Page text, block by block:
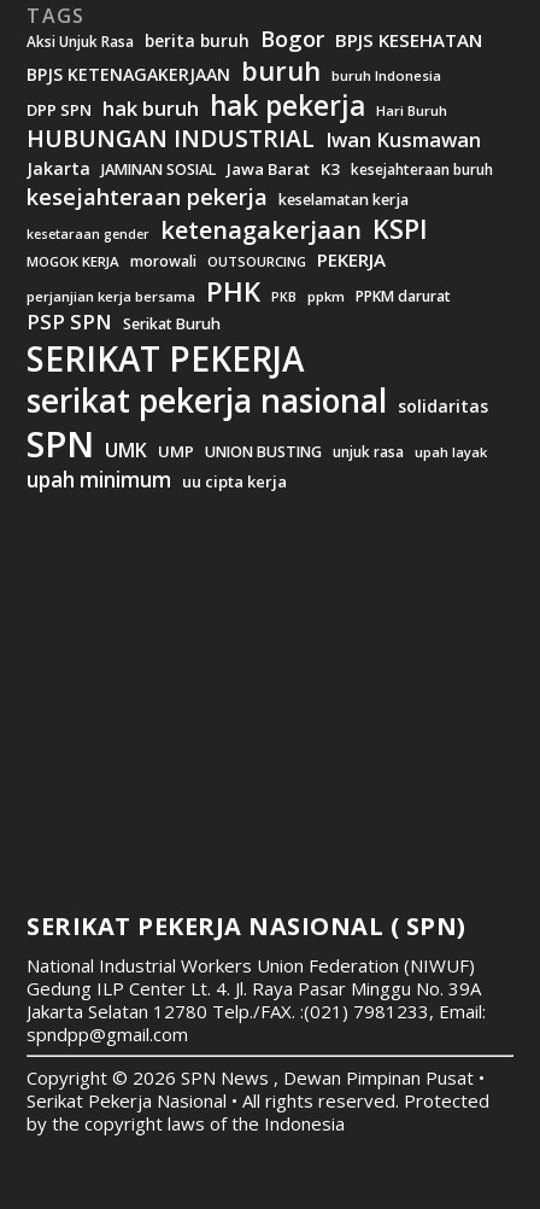
TAGS
Aksi Unjuk Rasa berita buruh Bogor BPJS KESEHATAN
BPJS KETENAGAKERJAAN buruh buruh Indonesia
DPP SPN hak buruh hak pekerja Hari Buruh
HUBUNGAN INDUSTRIAL Iwan Kusmawan
Jakarta JAMINAN SOSIAL Jawa Barat K3 kesejahteraan buruh
kesejahteraan pekerja keselamatan kerja
kesetaraan gender ketenagakerjaan KSPI
MOGOK KERJA morowali OUTSOURCING PEKERJA
perjanjian kerja bersama PHK PKB ppkm PPKM darurat
PSP SPN Serikat Buruh
SERIKAT PEKERJA
serikat pekerja nasional solidaritas
SPN UMK UMP UNION BUSTING unjuk rasa upah layak
upah minimum uu cipta kerja
SERIKAT PEKERJA NASIONAL ( SPN)
National Industrial Workers Union Federation (NIWUF)
Gedung ILP Center Lt. 4. Jl. Raya Pasar Minggu No. 39A
Jakarta Selatan 12780 Telp./FAX. :(021) 7981233, Email:
spndpp@gmail.com
Copyright © 2026 SPN News , Dewan Pimpinan Pusat •
Serikat Pekerja Nasional • All rights reserved. Protected
by the copyright laws of the Indonesia